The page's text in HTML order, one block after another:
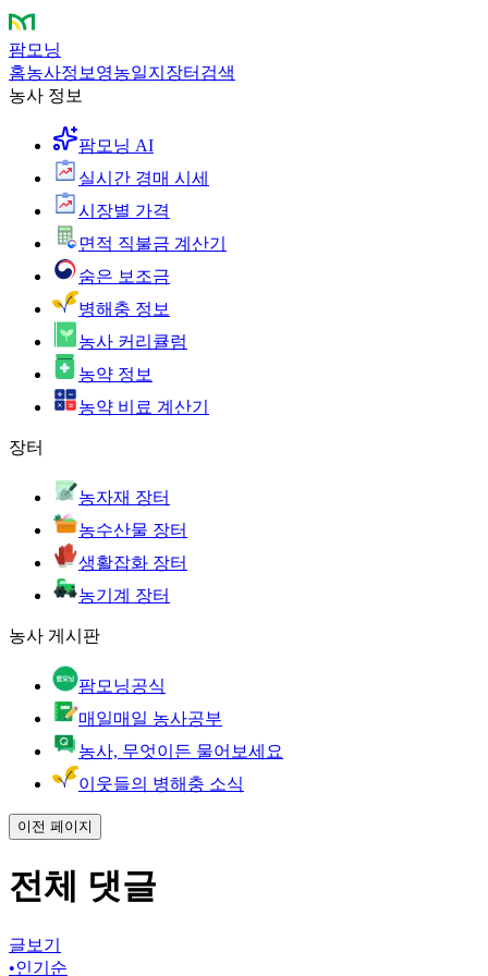
팜모닝
홈농사정보 영농일지 장터 검색
농사 정보
팜모닝 AI
실시간 경매 시세
시장별 가격
면적 직불금 계산기
숨은 보조금
병해충 정보
농사 커리큘럼
농약 정보
농약 비료 계산기
장터
농자재 장터
농수산물 장터
생활잡화 장터
농기계 장터
농사 게시판
팜모닝공식
매일매일 농사공부
농사, 무엇이든 물어보세요
이웃들의 병해충 소식
이전 페이지
전체 댓글
글보기
•인기순